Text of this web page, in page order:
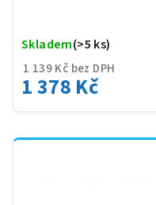
1 139 Kč bez DPH
1 378 Kč
Skladem(>5 ks)